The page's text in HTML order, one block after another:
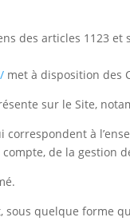
des articles 1123
met à disposition des
sur le Site,
correspondent à
de la gestion
quelque forme